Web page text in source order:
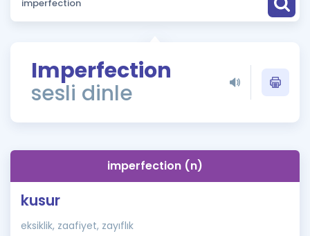
ÖSYM Sınav Takvimi
Kampanyalar
İngilizce Gramer
Imperfection
sesli dinle
imperfection (n)
kusur
eksiklik, zaafiyet, zayıflık